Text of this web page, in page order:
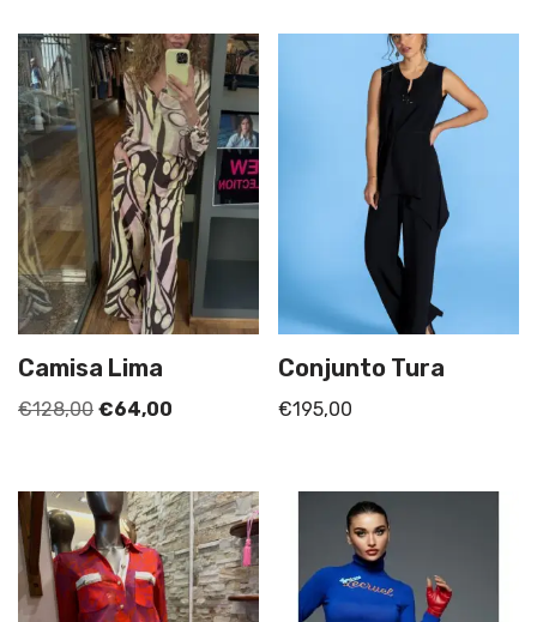
Camisa Lima
€128,00 €64,00
Conjunto Tura
€195,00